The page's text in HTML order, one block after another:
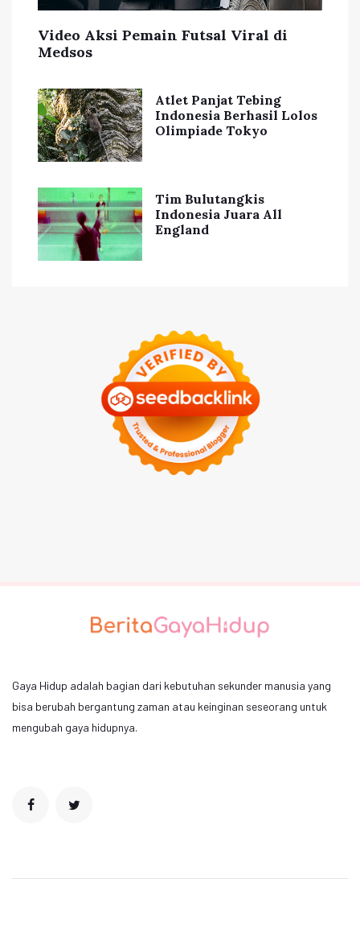
Video Aksi Pemain Futsal Viral di
Medsos
Atlet Panjat Tebing
Indonesia Berhasil Lolos
Olimpiade Tokyo
Tim Bulutangkis
Indonesia Juara All
England
Gaya Hidup adalah bagian dari kebutuhan sekunder manusia yang
bisa berubah bergantung zaman atau keinginan seseorang untuk
mengubah gaya hidupnya.